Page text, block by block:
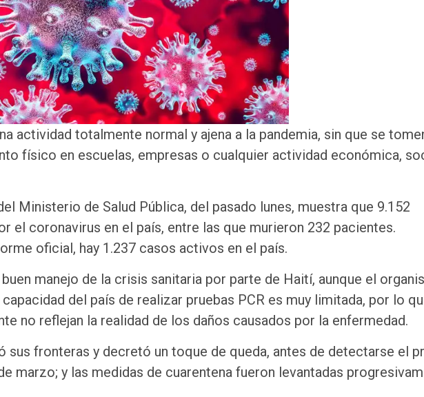
actividad totalmente normal y ajena a la pandemia, sin que se
físico en escuelas, empresas o cualquier actividad económica,
Ministerio de Salud Pública, del pasado lunes, muestra que 9.152
el coronavirus en el país, entre las que murieron 232 pacientes.
oficial, hay 1.237 casos activos en el país.
manejo de la crisis sanitaria por parte de Haití, aunque el
del país de realizar pruebas PCR es muy limitada, por lo
no reflejan la realidad de los daños causados por la enfermedad.
sus fronteras y decretó un toque de queda, antes de detectarse el
marzo; y las medidas de cuarentena fueron levantadas